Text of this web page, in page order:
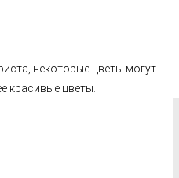
некоторые цветы могут
красивые цветы.